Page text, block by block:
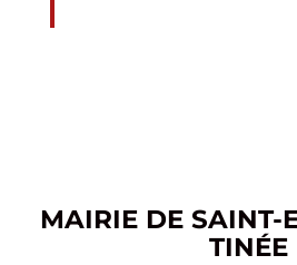
MAIRIE DE SAINT-
TINÉE